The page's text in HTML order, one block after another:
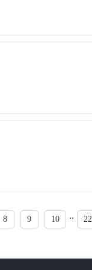
8 9 10 ..